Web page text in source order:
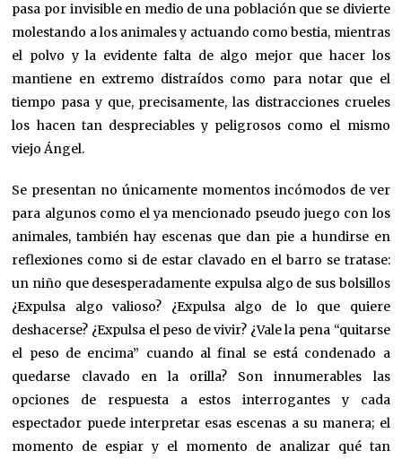
pasa por invisible en medio de una población que se divierte
molestando a los animales y actuando como bestia, mientras
el polvo y la evidente falta de algo mejor que hacer los
mantiene en extremo distraídos como para notar que el
tiempo pasa y que, precisamente, las distracciones crueles
los hacen tan despreciables y peligrosos como el mismo
viejo Ángel.
Se presentan no únicamente momentos incómodos de ver
para algunos como el ya mencionado pseudo juego con los
animales, también hay escenas que dan pie a hundirse en
reflexiones como si de estar clavado en el barro se tratase:
un niño que desesperadamente expulsa algo de sus bolsillos
¿Expulsa algo valioso? ¿Expulsa algo de lo que quiere
deshacerse? ¿Expulsa el peso de vivir? ¿Vale la pena “quitarse
el peso de encima” cuando al final se está condenado a
quedarse clavado en la orilla? Son innumerables las
opciones de respuesta a estos interrogantes y cada
espectador puede interpretar esas escenas a su manera; el
momento de espiar y el momento de analizar qué tan